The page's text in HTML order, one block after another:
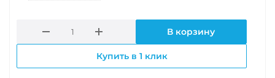
В корзину
Купить в 1 клик